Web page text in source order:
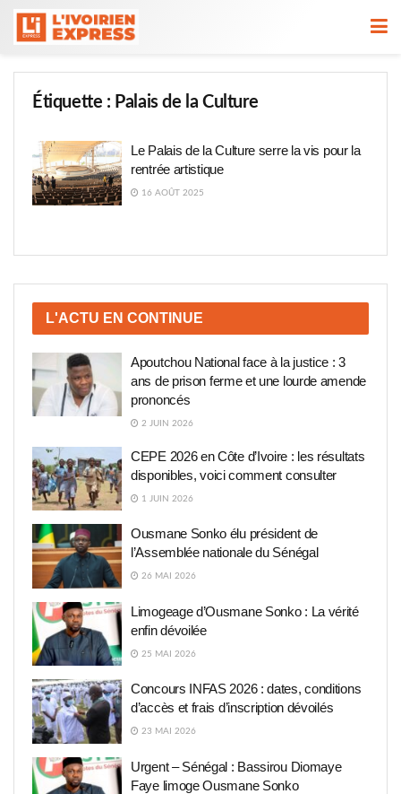
Étiquette : Palais de la Culture
Le Palais de la Culture serre la vis pour la
rentrée artistique
16 AOÛT 2025
L'ACTU EN CONTINUE
Apoutchou National face à la justice : 3
ans de prison ferme et une lourde amende
prononcés
2 JUIN 2026
CEPE 2026 en Côte d’Ivoire : les résultats
disponibles, voici comment consulter
1 JUIN 2026
Ousmane Sonko élu président de
l’Assemblée nationale du Sénégal
26 MAI 2026
Limogeage d’Ousmane Sonko : La vérité
enfin dévoilée
25 MAI 2026
Concours INFAS 2026 : dates, conditions
d’accès et frais d’inscription dévoilés
23 MAI 2026
Urgent – Sénégal : Bassirou Diomaye
Faye limoge Ousmane Sonko